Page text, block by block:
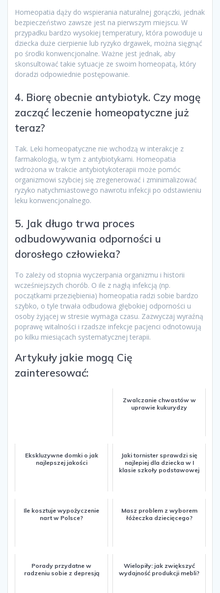
Homeopatia dąży do wspierania naturalnej gorączki, jednak
bezpieczeństwo zawsze jest na pierwszym miejscu. W
przypadku bardzo wysokiej temperatury, która powoduje u
dziecka duże cierpienie lub ryzyko drgawek, można sięgnąć
po środki konwencjonalne. Ważne jest jednak, aby
skonsultować takie sytuacje ze swoim homeopatą, który
doradzi odpowiednie postępowanie.
4. Biorę obecnie antybiotyk. Czy mogę
zacząć leczenie homeopatyczne już
teraz?
Tak. Leki homeopatyczne nie wchodzą w interakcje z
farmakologią, w tym z antybiotykami. Homeopatia
wdrożona w trakcie antybiotykoterapii może pomóc
organizmowi szybciej się zregenerować i zminimalizować
ryzyko natychmiastowego nawrotu infekcji po odstawieniu
leku konwencjonalnego.
5. Jak długo trwa proces
odbudowywania odporności u
dorosłego człowieka?
To zależy od stopnia wyczerpania organizmu i historii
wcześniejszych chorób. O ile z nagłą infekcją (np.
początkami przeziębienia) homeopatia radzi sobie bardzo
szybko, o tyle trwała odbudowa głębokiej odporności u
osoby żyjącej w stresie wymaga czasu. Zazwyczaj wyraźną
poprawę witalności i rzadsze infekcje pacjenci odnotowują
po kilku miesiącach systematycznej terapii.
Artykuły jakie mogą Cię
zainteresować:
Zwalczanie chwastów w
uprawie kukurydzy
Ekskluzywne domki o jak
najlepszej jakości
Jaki tornister sprawdzi się
najlepiej dla dziecka w I
klasie szkoły podstawowej
Ile kosztuje wypożyczenie
nart w Polsce?
Masz problem z wyborem
łóżeczka dziecięcego?
Porady przydatne w
radzeniu sobie z depresją
Wielopiły: jak zwiększyć
wydajność produkcji mebli?